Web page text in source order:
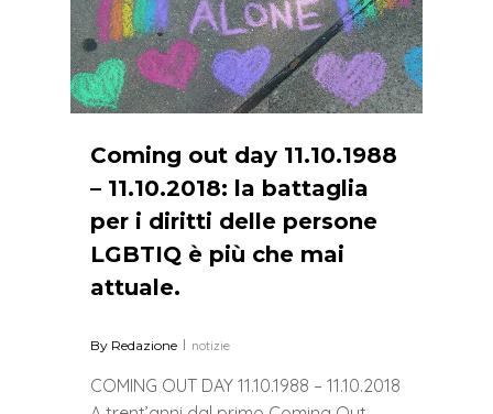
Coming out day 11.10.1988
– 11.10.2018: la battaglia
per i diritti delle persone
LGBTIQ è più che mai
attuale.
By Redazione notizie
COMING OUT DAY 11.10.1988 – 11.10.2018